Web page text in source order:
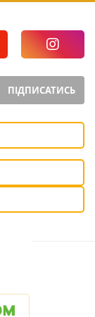
ПІДПИСАТИСЬ